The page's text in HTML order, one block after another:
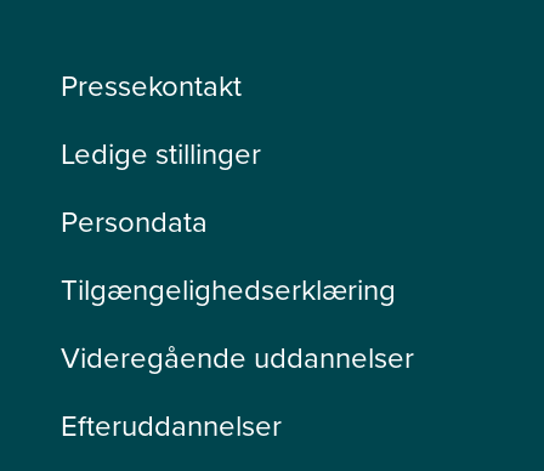
Pressekontakt
Ledige stillinger
Persondata
Tilgængelighedserklæring
Videregående uddannelser
Efteruddannelser